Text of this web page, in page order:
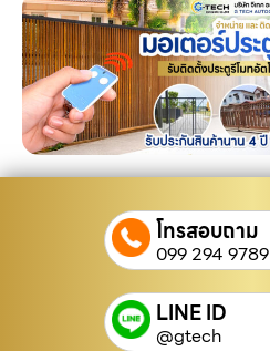
โทรสอบถาม
099 294 9789
LINE ID
@gtech